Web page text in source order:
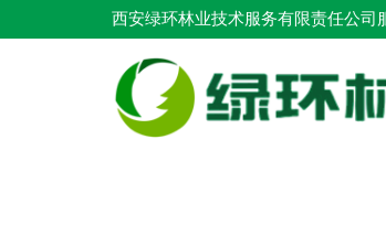
西安绿环林业技术服务有限责任公司